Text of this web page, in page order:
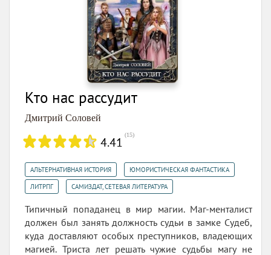
Кто нас рассудит
Дмитрий Соловей
4.41 (15)
АЛЬТЕРНАТИВНАЯ ИСТОРИЯ ЮМОРИСТИЧЕСКАЯ ФАНТАСТИКА
ЛИТРПГ САМИЗДАТ, СЕТЕВАЯ ЛИТЕРАТУРА
Типичный попаданец в мир магии. Маг-менталист
должен был занять должность судьи в замке Судеб,
куда доставляют особых преступников, владеющих
магией. Триста лет решать чужие судьбы магу не